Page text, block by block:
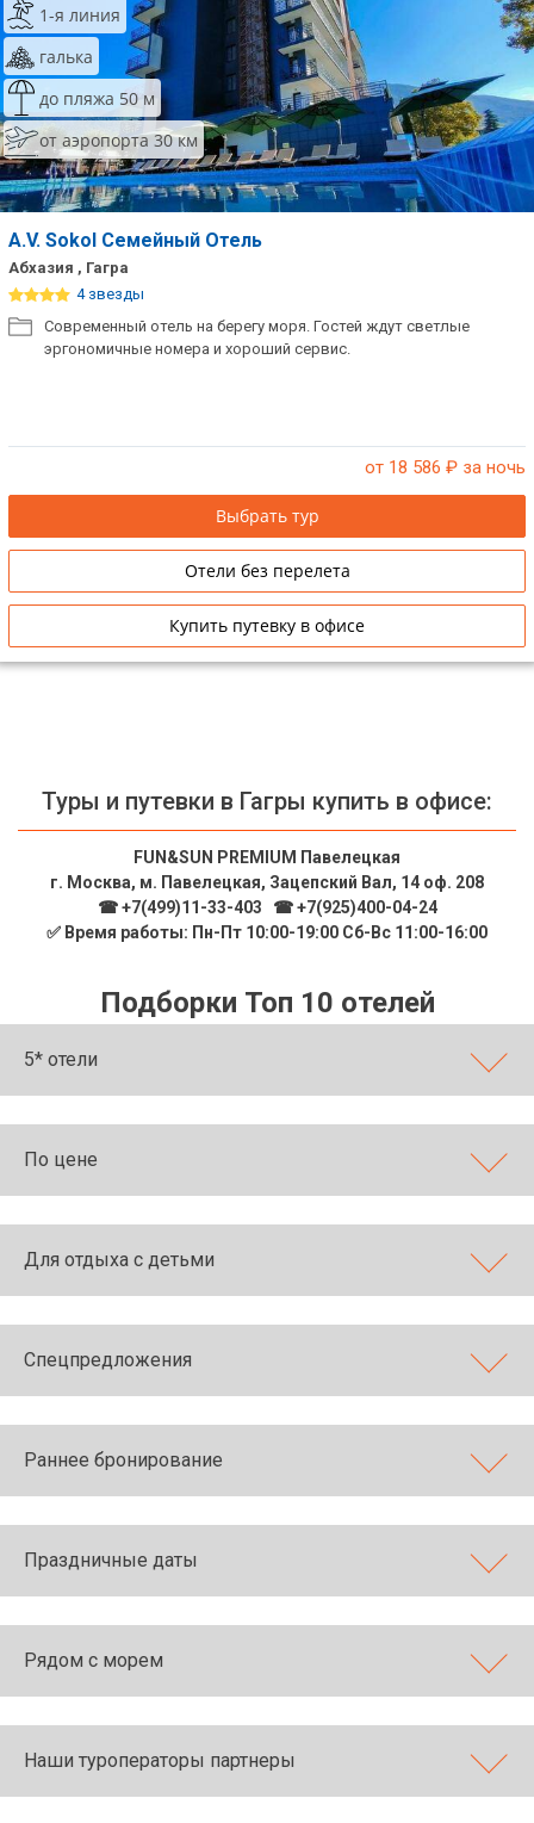
1-я линия
галька
до пляжа 50 м
от аэропорта 30 км
A.V. Sokol Семейный Отель
Абхазия , Гагра
4 звезды
Современный отель на берегу моря. Гостей ждут светлые
эргономичные номера и хороший сервис.
от 18 586 ₽ за ночь
Выбрать тур
Отели без перелета
Купить путевку в офисе
Туры и путевки в Гагры купить в офисе:
FUN&SUN PREMIUM Павелецкая
г. Москва, м. Павелецкая, Зацепский Вал, 14 оф. 208
☎ +7(499)11-33-403
☎ +7(925)400-04-24
✅ Время работы: Пн-Пт 10:00-19:00 Сб-Вс 11:00-16:00
Подборки Топ 10 отелей
5* отели
По цене
Для отдыха с детьми
Спецпредложения
Раннее бронирование
Праздничные даты
Рядом с морем
Наши туроператоры партнеры